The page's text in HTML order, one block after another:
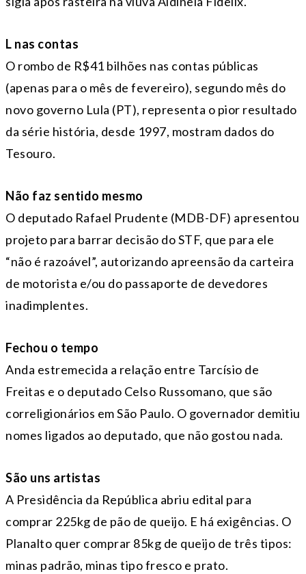
L nas contas
O rombo de R$41 bilhões nas contas públicas
(apenas para o mês de fevereiro), segundo mês do
novo governo Lula (PT), representa o pior resultado
da série história, desde 1997, mostram dados do
Tesouro.
Não faz sentido mesmo
O deputado Rafael Prudente (MDB-DF) apresentou
projeto para barrar decisão do STF, que para ele
“não é razoável”, autorizando apreensão da carteira
de motorista e/ou do passaporte de devedores
inadimplentes.
Fechou o tempo
Anda estremecida a relação entre Tarcísio de
Freitas e o deputado Celso Russomano, que são
correligionários em São Paulo. O governador demitiu
nomes ligados ao deputado, que não gostou nada.
São uns artistas
A Presidência da República abriu edital para
comprar 225kg de pão de queijo. E há exigências. O
Planalto quer comprar 85kg de queijo de três tipos:
minas padrão, minas tipo fresco e prato.